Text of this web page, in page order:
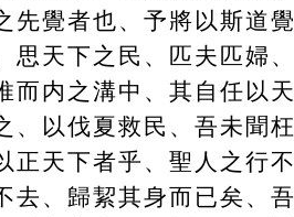
先覺者也、予將以斯道
思天下之民、匹夫匹婦
而内之溝中、其自任以
、以伐夏救民、吾未聞
正天下者乎、聖人之行
去、歸絜其身而已矣、